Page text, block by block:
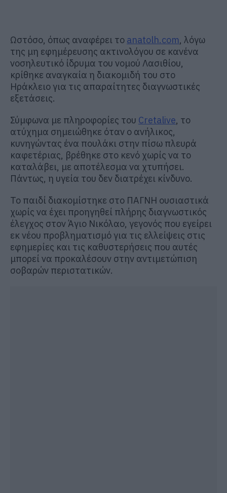
Ωστόσο, όπως αναφέρει το anatolh.com, λόγω
της μη εφημέρευσης ακτινολόγου σε κανένα
νοσηλευτικό ίδρυμα του νομού Λασιθίου,
κρίθηκε αναγκαία η διακομιδή του στο
Ηράκλειο για τις απαραίτητες διαγνωστικές
εξετάσεις.
Σύμφωνα με πληροφορίες του Cretalive, το
ατύχημα σημειώθηκε όταν ο ανήλικος,
κυνηγώντας ένα πουλάκι στην πίσω πλευρά
καφετέριας, βρέθηκε στο κενό χωρίς να το
καταλάβει, με αποτέλεσμα να χτυπήσει.
Πάντως, η υγεία του δεν διατρέχει κίνδυνο.
Το παιδί διακομίστηκε στο ΠΑΓΝΗ ουσιαστικά
χωρίς να έχει προηγηθεί πλήρης διαγνωστικός
έλεγχος στον Άγιο Νικόλαο, γεγονός που εγείρει
εκ νέου προβληματισμό για τις ελλείψεις στις
εφημερίες και τις καθυστερήσεις που αυτές
μπορεί να προκαλέσουν στην αντιμετώπιση
σοβαρών περιστατικών.